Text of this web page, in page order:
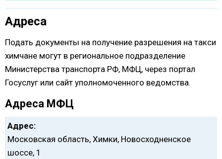
Адреса
Подать документы на получение разрешения на такси
химчане могут в региональное подразделение
Министерства транспорта РФ, МФЦ, через портал
Госуслуг или сайт уполномоченного ведомства.
Адреса МФЦ
Адрес:
Московская область, Химки, Новосходненское
шоссе, 1